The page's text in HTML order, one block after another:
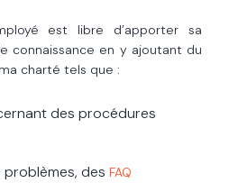
est libre d’apporter sa
connaissance en y ajoutant du
charté tels que :
des procédures
des FAQ